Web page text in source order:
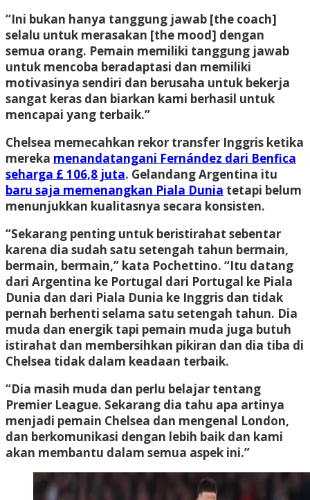
“Ini bukan hanya tanggung jawab [the coach]
selalu untuk merasakan [the mood] dengan
semua orang. Pemain memiliki tanggung jawab
untuk mencoba beradaptasi dan memiliki
motivasinya sendiri dan berusaha untuk bekerja
sangat keras dan biarkan kami berhasil untuk
mencapai yang terbaik.”
Chelsea memecahkan rekor transfer Inggris ketika
mereka menandatangani Fernández dari Benfica
seharga £ 106,8 juta. Gelandang Argentina itu
baru saja memenangkan Piala Dunia tetapi belum
menunjukkan kualitasnya secara konsisten.
“Sekarang penting untuk beristirahat sebentar
karena dia sudah satu setengah tahun bermain,
bermain, bermain,” kata Pochettino. “Itu datang
dari Argentina ke Portugal dari Portugal ke Piala
Dunia dan dari Piala Dunia ke Inggris dan tidak
pernah berhenti selama satu setengah tahun. Dia
muda dan energik tapi pemain muda juga butuh
istirahat dan membersihkan pikiran dan dia tiba di
Chelsea tidak dalam keadaan terbaik.
“Dia masih muda dan perlu belajar tentang
Premier League. Sekarang dia tahu apa artinya
menjadi pemain Chelsea dan mengenal London,
dan berkomunikasi dengan lebih baik dan kami
akan membantu dalam semua aspek ini.”